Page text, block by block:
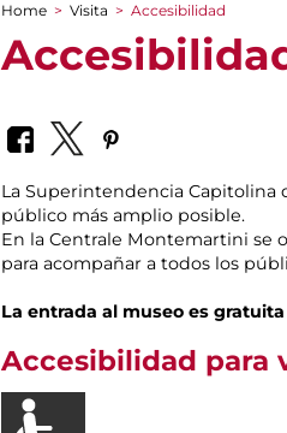
You are here
Home > Visita > Accesibilidad
La Superintendencia Capitolina
público más amplio posible.
En la Centrale Montemartini se
para acompañar a todos los
La entrada al museo es
Accesibilidad para